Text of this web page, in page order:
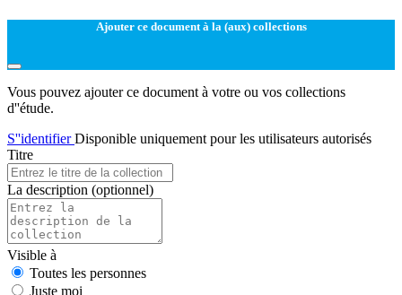
Ajouter ce document à la (aux) collections
Vous pouvez ajouter ce document à votre ou vos collections
d''étude.
S''identifierDisponible uniquement pour les utilisateurs autorisés
Titre
La description (optionnel)
Visible à
Toutes les personnes
Juste moi